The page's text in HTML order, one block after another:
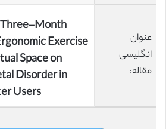
عنوان
انگلیسی
مقاله:
Month
Exercise
Space on
Disorder in
Users